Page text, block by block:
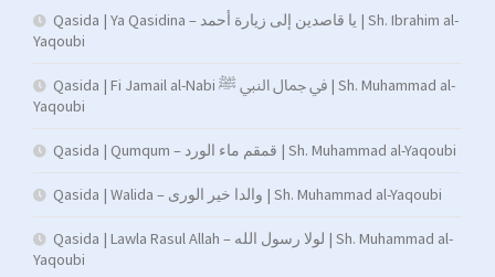
Qasida | Ya Qasidina – يا قاصدين إلى زيارة أحمد | Sh. Ibrahim al-
Yaqoubi
Qasida | Fi Jamail al-Nabi في جمال النبي ﷺ | Sh. Muhammad al-
Yaqoubi
Qasida | Qumqum – قمقم ماء الورد | Sh. Muhammad al-Yaqoubi
Qasida | Walida – والدا خير الورى | Sh. Muhammad al-Yaqoubi
Qasida | Lawla Rasul Allah – لولا رسول الله | Sh. Muhammad al-
Yaqoubi